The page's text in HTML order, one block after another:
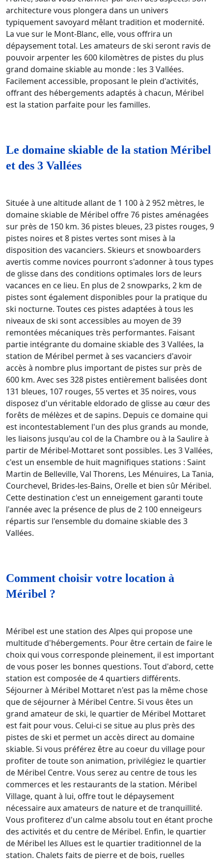
architecture vous plongera dans un univers
typiquement savoyard mêlant tradition et modernité.
La vue sur le Mont-Blanc, elle, vous offrira un
dépaysement total. Les amateurs de ski seront ravis de
pouvoir arpenter les 600 kilomètres de pistes du plus
grand domaine skiable au monde : les 3 Vallées.
Facilement accessible, proposant le plein d'activités,
offrant des hébergements adaptés à chacun, Méribel
est la station parfaite pour les familles.
Le domaine skiable de la station Méribel
et des 3 Vallées
Située à une altitude allant de 1 100 à 2 952 mètres, le
domaine skiable de Méribel offre 76 pistes aménagées
sur près de 150 km. 36 pistes bleues, 23 pistes rouges, 9
pistes noires et 8 pistes vertes sont mises à la
disposition des vacanciers. Skieurs et snowboarders
avertis comme novices pourront s'adonner à tous types
de glisse dans des conditions optimales lors de leurs
vacances en ce lieu. En plus de 2 snowparks, 2 km de
pistes sont également disponibles pour la pratique du
ski nocturne. Toutes ces pistes adaptées à tous les
niveaux de ski sont accessibles au moyen de 39
remontées mécaniques très performantes. Faisant
partie intégrante du domaine skiable des 3 Vallées, la
station de Méribel permet à ses vacanciers d'avoir
accès à nombre plus important de pistes sur près de
600 km. Avec ses 328 pistes entièrement balisées dont
131 bleues, 107 rouges, 55 vertes et 35 noires, vous
disposez d'un véritable eldorado de glisse au cœur des
forêts de mélèzes et de sapins. Depuis ce domaine qui
est incontestablement l'un des plus grands au monde,
les liaisons jusqu'au col de la Chambre ou à la Saulire à
partir de Méribel-Mottaret sont possibles. Les 3 Vallées,
c'est un ensemble de huit magnifiques stations : Saint
Martin de Belleville, Val Thorens, Les Ménuires, La Tania,
Courchevel, Brides-les-Bains, Orelle et bien sûr Méribel.
Cette destination c'est un enneigement garanti toute
l'année avec la présence de plus de 2 100 enneigeurs
répartis sur l'ensemble du domaine skiable des 3
Vallées.
Comment choisir votre location à
Méribel ?
Méribel est une station des Alpes qui propose une
multitude d'hébergements. Pour être certain de faire le
choix qui vous corresponde pleinement, il est important
de vous poser les bonnes questions. Tout d'abord, cette
station est composée de 4 quartiers différents.
Séjourner à Méribel Mottaret n'est pas la même chose
que de séjourner à Méribel Centre. Si vous êtes un
grand amateur de ski, le quartier de Méribel Mottaret
est fait pour vous. Celui-ci se situe au plus près des
pistes de ski et permet un accès direct au domaine
skiable. Si vous préférez être au coeur du village pour
profiter de toute son animation, privilégiez le quartier
de Méribel Centre. Vous serez au centre de tous les
commerces et les restaurants de la station. Méribel
Village, quant à lui, offre tout le dépaysement
nécessaire aux amateurs de nature et de tranquillité.
Vous profiterez d'un calme absolu tout en étant proche
des activités et du centre de Méribel. Enfin, le quartier
de Méribel les Allues est le quartier traditionnel de la
station. Chalets faits de pierre et de bois, ruelles